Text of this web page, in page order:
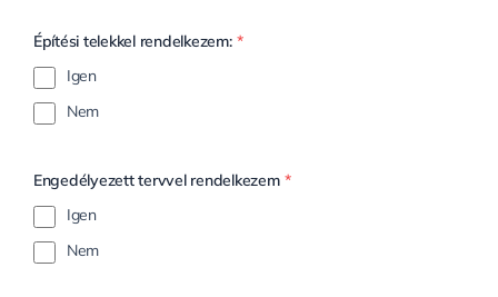
Építési telekkel rendelkezem: *
Igen
Nem
Engedélyezett tervvel rendelkezem *
Igen
Nem